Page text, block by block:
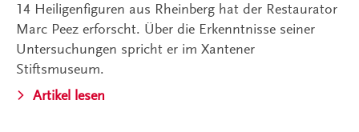
14 Heiligenfiguren aus Rheinberg hat der Restaurator
Marc Peez erforscht. Über die Erkenntnisse seiner
Untersuchungen spricht er im Xantener
Stiftsmuseum.
Artikel lesen